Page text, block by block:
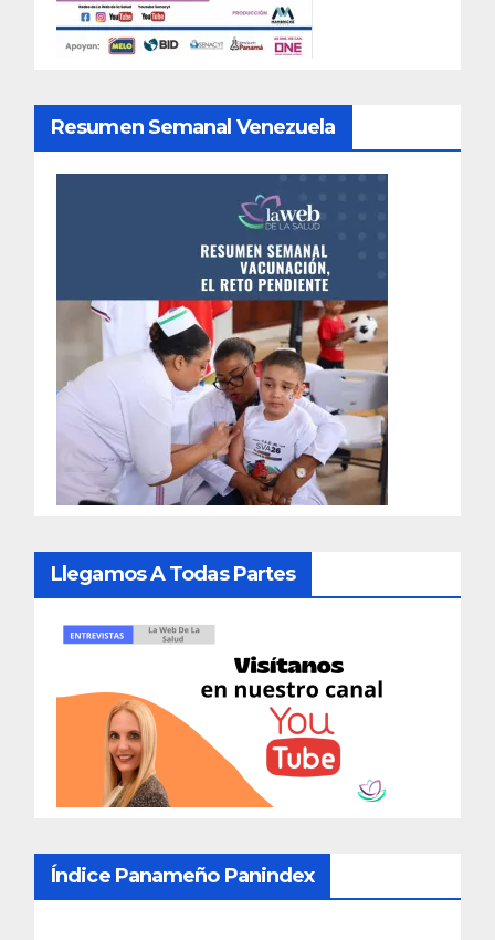
Resumen Semanal Venezuela
Llegamos A Todas Partes
Índice Panameño Panindex